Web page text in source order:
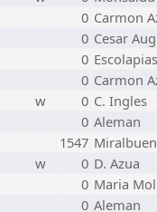
0 Carmon
0 Cesar
0 Escolapias
0 Carmon
w 0 C. Ingles
0 Aleman
1547
w 0 D. Azua
0 Maria
0 Aleman